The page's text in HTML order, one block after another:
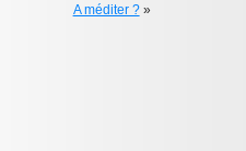
A méditer ?»